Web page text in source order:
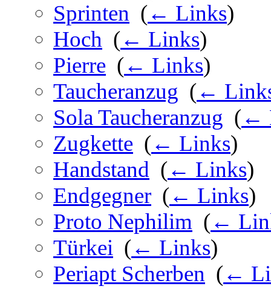
Sprinten (← Links)
Hoch (← Links)
Pierre (← Links)
Taucheranzug (←
Sola Taucheranzug (←
Zugkette (← Links)
Handstand (← Links)
Endgegner (← Links)
Proto Nephilim (←
Türkei (← Links)
Periapt Scherben (←